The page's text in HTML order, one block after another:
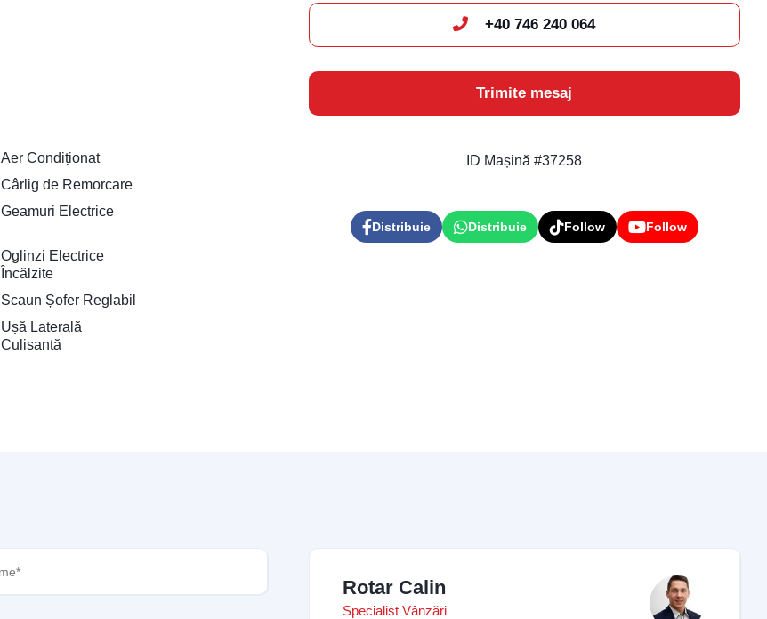
Aer Condiționat
Cârlig de Remorcare
Geamuri Electrice
Oglinzi Electrice
Încălzite
Scaun Șofer Reglabil
Ușă Laterală
Culisantă
+40 746 240 064
Trimite mesaj
ID Mașină #37258
Distribuie Distribuie Follow Follow
Rotar Calin
Specialist Vânzări